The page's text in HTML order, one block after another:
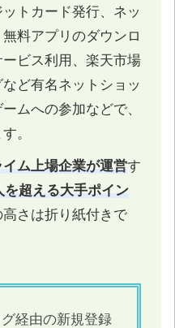
トカード発行、ネッ
料アプリのダウンロ
ビス利用、楽天市場
ど有名ネットショッ
ムへの参加などで、
。
ム上場企業が運営す
を超える大手ポイン
さは折り紙付きで
経由の新規登録